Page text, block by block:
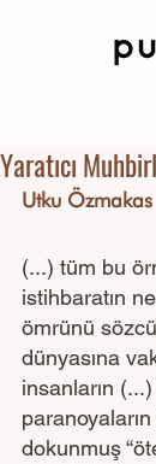
Yaratıcı
Utku Özmakas
(...) tüm bu
istihbaratın
ömrünü
dünyasına
insanların
dokunmuş